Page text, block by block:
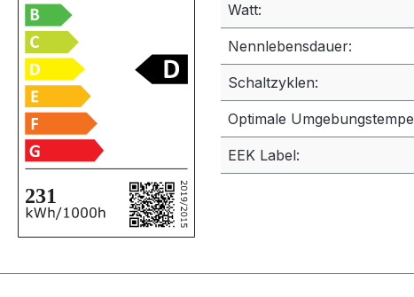
Watt:
Nennlebensdauer:
Schaltzyklen:
Optimale
EEK Label: